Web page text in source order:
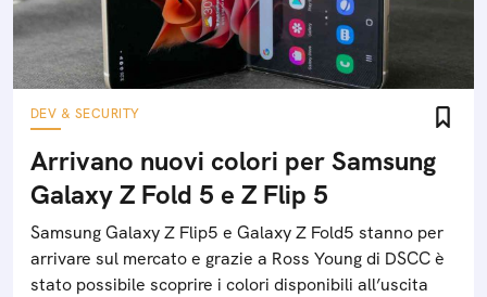
DEV & SECURITY
Arrivano nuovi colori per Samsung
Galaxy Z Fold 5 e Z Flip 5
Samsung Galaxy Z Flip5 e Galaxy Z Fold5 stanno per
arrivare sul mercato e grazie a Ross Young di DSCC è
stato possibile scoprire i colori disponibili all’uscita